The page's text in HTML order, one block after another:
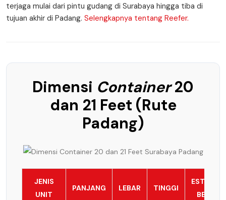
terjaga mulai dari pintu gudang di Surabaya hingga tiba di
tujuan akhir di Padang. Selengkapnya tentang Reefer.
Dimensi Container20
dan 21 Feet (Rute
Padang)
JENIS
UNIT
PANJANG LEBAR TINGGI
ESTIMASI
BEBAN